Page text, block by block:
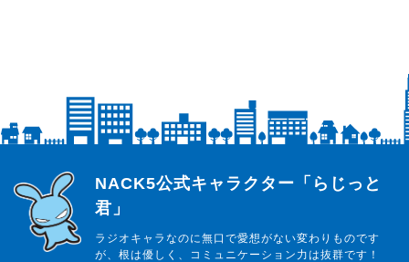
らじっと君
NACK5公式キャラクター「らじっと
君」
ラジオキャラなのに無口で愛想がない変わりものです
が、根は優しく、コミュニケーション力は抜群です！